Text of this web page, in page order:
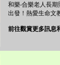
和樂‧合樂老人長
出發！熱愛生命文
前往觀賞更多訊息